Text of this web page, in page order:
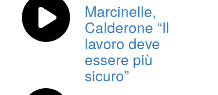
Marcinelle,
Calderone “Il
lavoro deve
essere più
sicuro”